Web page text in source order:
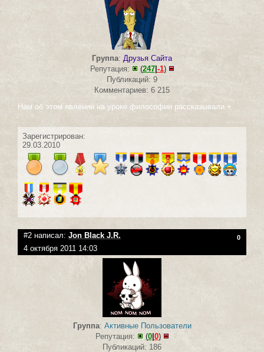
Группа: Друзья Сайта
Репутация:
(247| -1)
Публикаций: 9
Комментариев: 6 215
Нам об этом явлении на уроке философии рассказывали +
Зарегистрирован:
29.03.2010
#2 написал: Jon Black J.R. 0
4 октября 2011 14:03
Группа: Активные Пользователи
Репутация:
(0| 0)
Публикаций: 186